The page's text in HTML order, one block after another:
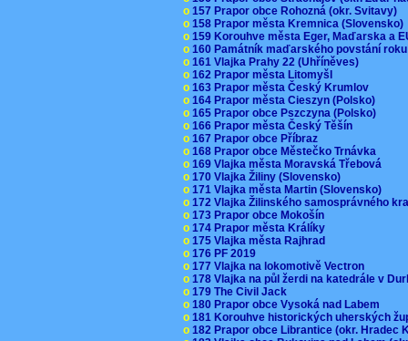
o 157 Prapor obce Rohozná (okr. Svitavy)
o 158 Prapor města Kremnica (Slovensko)
o 159 Korouhve města Eger, Maďarska a
o 160 Památník maďarského povstání
o 161 Vlajka Prahy 22 (Uhříněves)
o 162 Prapor města Litomyšl
o 163 Prapor města Český Krumlov
o 164 Prapor města Cieszyn (Polsko)
o 165 Prapor obce Pszczyna (Polsko)
o 166 Prapor města Český Těšín
o 167 Prapor obce Příbraz
o 168 Prapor obce Městečko Trnávka
o 169 Vlajka města Moravská Třebová
o 170 Vlajka Žiliny (Slovensko)
o 171 Vlajka města Martin (Slovensko)
o 172 Vlajka Žilinského samosprávného
o 173 Prapor obce Mokošín
o 174 Prapor města Králíky
o 175 Vlajka města Rajhrad
o 176 PF 2019
o 177 Vlajka na lokomotivě Vectron
o 178 Vlajka na půl žerdi na katedrále v
o 179 The Civil Jack
o 180 Prapor obce Vysoká nad Labem
o 181 Korouhve historických uherských
o 182 Prapor obce Librantice (okr. Hradec